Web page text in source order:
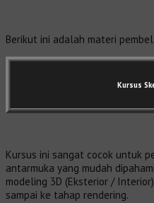
Berikut ini adalah materi
Kursus
Kursus ini sangat cocok untuk
antarmuka yang mudah
modeling 3D (Eksterior /
sampai ke tahap rendering.